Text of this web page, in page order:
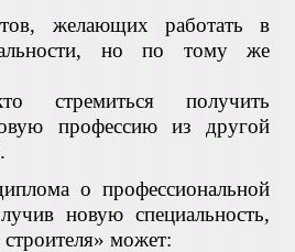
желающих работать в
но по тому же
стремиться получить
профессию из другой
о профессиональной
новую специальность,
может: